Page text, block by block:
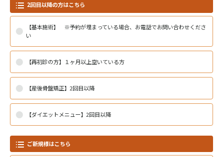
2回目以降の方はこちら
【基本施術】 ※予約が埋まっている場合、お電話でお問い合わせくださ
い
【再初診の方】１ヶ月以上空いている方
【産後骨盤矯正】2回目以降
【ダイエットメニュー】2回目以降
ご新規様はこちら